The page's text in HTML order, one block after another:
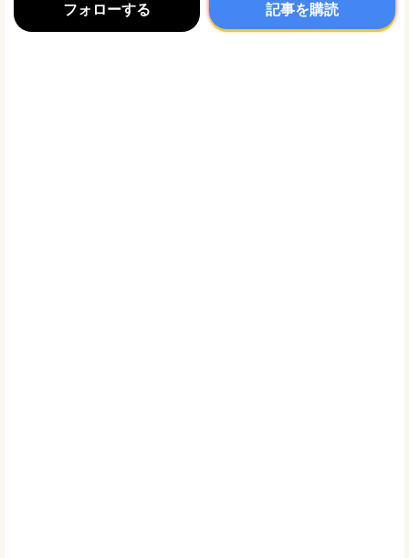
フォローする
記事を購読